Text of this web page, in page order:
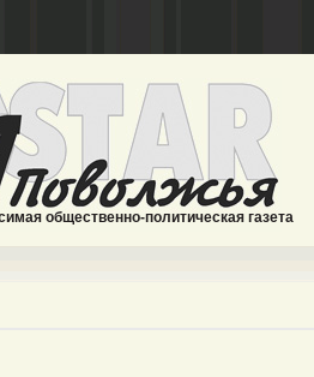
общественно-политическая газета